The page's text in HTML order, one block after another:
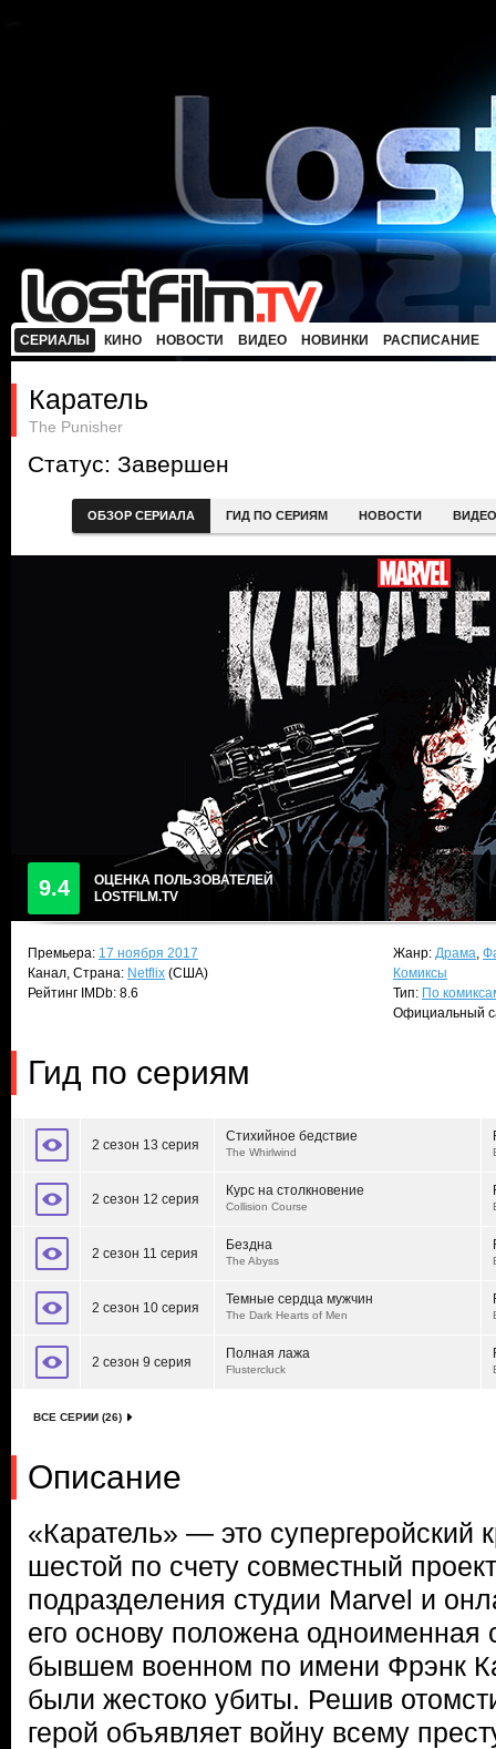
СЕРИАЛЫ КИНО НОВОСТИ ВИДЕО НОВИНКИ РАСПИСАНИЕ
Каратель
The Punisher
Статус: Завершен
ОБЗОР СЕРИАЛА ГИД ПО СЕРИЯМ НОВОСТИ ВИДЕО
9.4
ОЦЕНКА ПОЛЬЗОВАТЕЛЕЙ
LOSTFILM.TV
Премьера: 17 ноября 2017
Канал, Страна: Netflix (США)
Рейтинг IMDb: 8.6
Жанр: Драма,
Комиксы
Тип: По
Официальный
Гид по сериям
2 сезон 13 серия
Стихийное бедствие
The Whirlwind
2 сезон 12 серия
Курс на столкновение
Collision Course
2 сезон 11 серия
Бездна
The Abyss
2 сезон 10 серия
Темные сердца мужчин
The Dark Hearts of Men
2 сезон 9 серия
Полная лажа
Flustercluck
ВСЕ СЕРИИ (26)
Описание
«Каратель» — это супергеройский
шестой по счету совместный
подразделения студии Marvel и
его основу положена одноименная
бывшем военном по имени Фрэнк
были жестоко убиты. Решив
герой объявляет войну всему